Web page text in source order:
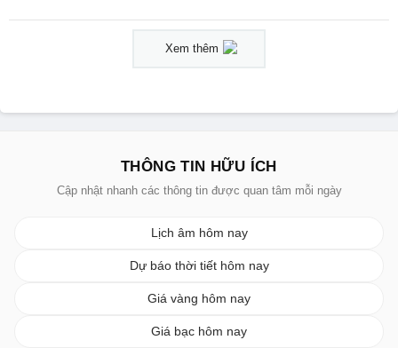
Xem thêm
THÔNG TIN HỮU ÍCH
Cập nhật nhanh các thông tin được quan tâm mỗi ngày
Lịch âm hôm nay
Dự báo thời tiết hôm nay
Giá vàng hôm nay
Giá bạc hôm nay